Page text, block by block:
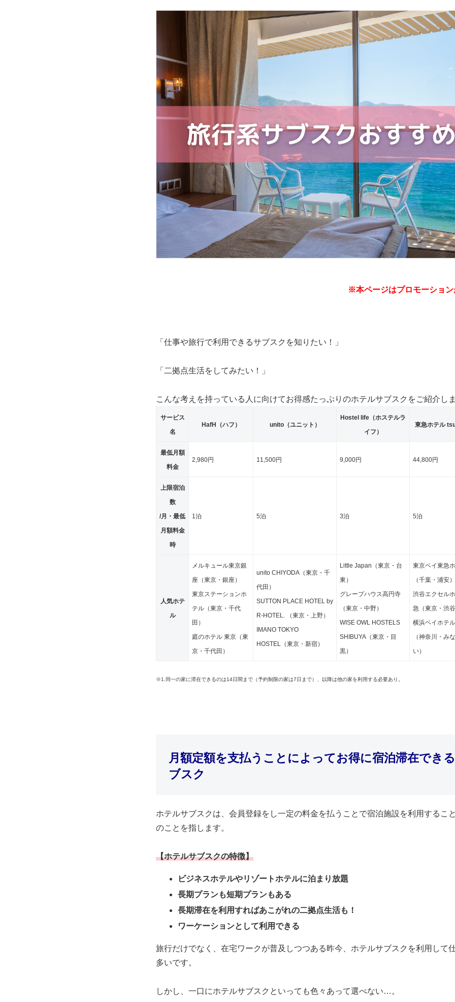
※本ページはプロモーション
「仕事や旅行で利用できるサブスクを知りたい！」
「二拠点生活をしてみたい！」
こんな考えを持っている人に向けてお得感たっぷりのホテルサブスクをご紹介しま
サービス
名
HafH（ハフ） unito（ユニット）
Hostel life（ホステルラ
イフ）
東急ホテル
最低月額
料金
2,980円 11,500円 9,000円 44,800円
上限宿泊
数
/月・最低
月額料金
時
1泊 5泊 3泊 5泊
人気ホテ
ル
メルキュール東京銀
座（東京・銀座）
東京ステーションホ
テル（東京・千代
田）
庭のホテル 東京（東
京・千代田）
unito CHIYODA（東京・千
代田）
SUTTON PLACE HOTEL by
R-HOTEL. （東京・上野）
IMANO TOKYO
HOSTEL（東京・新宿）
Little Japan（東京・台
東）
グレープハウス高円寺
（東京・中野）
WISE OWL HOSTELS
SHIBUYA（東京・目
黒）
東京ベイ東急
（千葉・浦安）
渋谷エクセル
急（東京・渋谷
横浜ベイホテ
（神奈川・み
い）
※1.同一の家に滞在できるのは14日間まで（予約制限の家は7日まで）、以降は他の家を利用する必要あり。
月額定額を支払うことによってお得に宿泊滞在でき
ブスク
ホテルサブスクは、会員登録をし一定の料金を払うことで宿泊施設を利用するこ
のことを指します。
【ホテルサブスクの特徴】
ビジネスホテルやリゾートホテルに泊まり放題
長期プランも短期プランもある
長期滞在を利用すればあこがれの二拠点生活も！
ワーケーションとして利用できる
旅行だけでなく、在宅ワークが普及しつつある昨今、ホテルサブスクを利用して
多いです。
しかし、一口にホテルサブスクといっても色々あって選べない…。